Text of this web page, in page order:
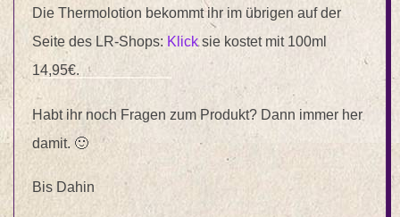
Die Thermolotion bekommt ihr im übrigen auf der
Seite des LR-Shops: Klicksie kostet mit 100ml
14,95€.
Habt ihr noch Fragen zum Produkt? Dann immer her
damit. 🙂
Bis Dahin